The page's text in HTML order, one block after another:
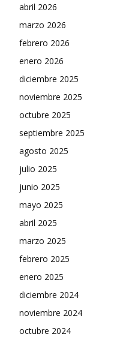
abril 2026
marzo 2026
febrero 2026
enero 2026
diciembre 2025
noviembre 2025
octubre 2025
septiembre 2025
agosto 2025
julio 2025
junio 2025
mayo 2025
abril 2025
marzo 2025
febrero 2025
enero 2025
diciembre 2024
noviembre 2024
octubre 2024